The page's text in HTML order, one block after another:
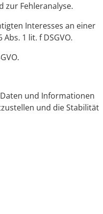
zur Fehleranalyse.
Interesses an einer
1 lit. f DSGVO.
und Informationen
und die Stabilität